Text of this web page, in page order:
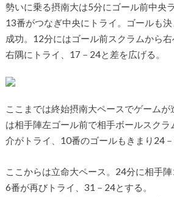
勢いに乗る摂南大は5分にゴール前中央
13番がつなぎ中央にトライ。ゴールも
成功。12分にはゴール前スクラムから
右隅にトライ、17－24と差を広げる。
ここまでは終始摂南大ペースでゲーム
は相手陣左ゴール前で相手ボールスク
介がトライ、10番のゴールもきまり24－
ここからは立命大ペース。24分に相手
6番が再びトライ、31－24とする。